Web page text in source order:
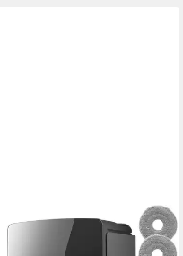
ROBOROCK
Saugroboter roborock Saros